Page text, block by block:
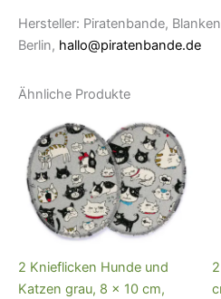
Hersteller: Piratenbande,
Berlin, hallo@piratenbande.de
Ähnliche Produkte
2 Knieflicken Hunde und
Katzen grau, 8 x 10 cm,